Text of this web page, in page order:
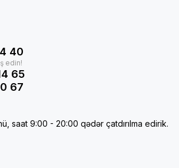
40
65
67
saat 9:00 - 20:00 qədər çatdırılma edirik.